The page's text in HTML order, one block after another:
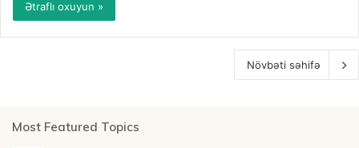
Ətraflı oxuyun »
Növbəti səhifə
Most Featured Topics